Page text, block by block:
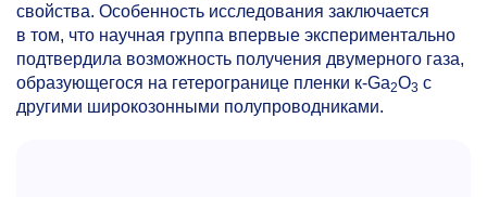
свойства. Особенность исследования заключается
в том, что научная группа впервые экспериментально
подтвердила возможность получения двумерного газа,
образующегося на гетерогранице пленки к-Ga2O3 с
другими широкозонными полупроводниками.